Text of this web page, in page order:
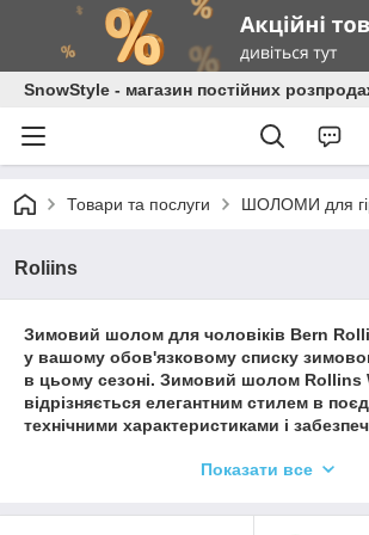
SnowStyle - магазин постійних
Товари та послуги ШОЛОМИ для
Roliins
Зимовий шолом для чоловіків Bern
у вашому обов'язковому списку
в цьому сезоні. Зимовий шолом Rollins
відрізняється елегантним стилем в
технічними характеристиками і
всього дня. Вдосконалена внутрішня
додаючи зайвого об'єму, зберігаючи
Показати все